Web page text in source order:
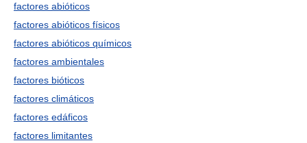
factores abióticos
factores abióticos físicos
factores abióticos químicos
factores ambientales
factores bióticos
factores climáticos
factores edáficos
factores limitantes